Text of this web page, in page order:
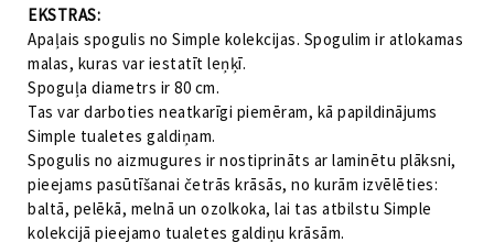
by
VOX
ozola
daudzums
EKSTRAS:
Apaļais spogulis no Simple kolekcijas. Spogulim ir atlokamas
malas, kuras var iestatīt leņķī.
Spoguļa diametrs ir 80 cm.
Tas var darboties neatkarīgi piemēram, kā papildinājums
Simple tualetes galdiņam.
Spogulis no aizmugures ir nostiprināts ar laminētu plāksni,
pieejams pasūtīšanai četrās krāsās, no kurām izvēlēties:
baltā, pelēkā, melnā un ozolkoka, lai tas atbilstu Simple
kolekcijā pieejamo tualetes galdiņu krāsām.